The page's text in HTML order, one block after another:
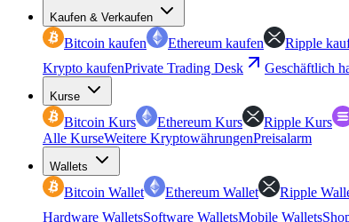
Kaufen & Verkaufen
Bitcoin kaufen Ethereum kaufen Ripple
Krypto kaufenPrivate Trading Desk Geschäftlich
Kurse
Bitcoin Kurs Ethereum Kurs Ripple Kurs
Alle KurseWeitere KryptowährungenPreisalarm
Wallets
Bitcoin Wallet Ethereum Wallet Ripple
Hardware WalletsSoftware WalletsMobile Wallets